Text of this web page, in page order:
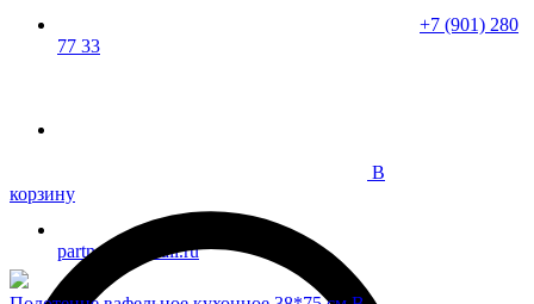
В
корзину
+7 (901) 280
77 33
partner37@mail.ru